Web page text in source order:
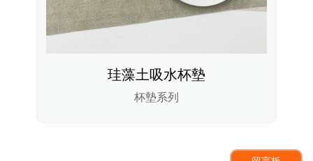
珪藻土吸水杯墊
杯墊系列